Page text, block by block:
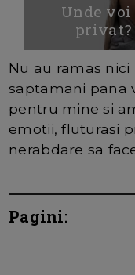
Unde voi
privat?
Nu au ramas
saptamani pana
pentru mine si
emotii, fluturasi
nerabdare sa
Pagini: